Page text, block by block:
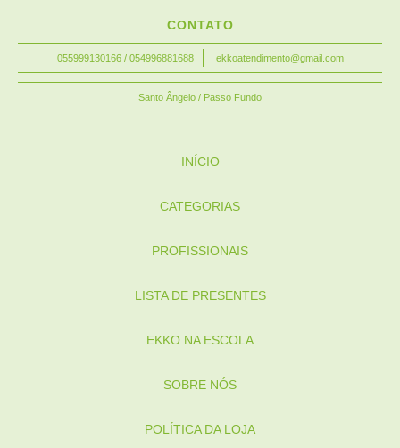
CONTATO
055999130166 / 054996881688 ekkoatendimento@gmail.com
Santo Ângelo / Passo Fundo
INÍCIO
CATEGORIAS
PROFISSIONAIS
LISTA DE PRESENTES
EKKO NA ESCOLA
SOBRE NÓS
POLÍTICA DA LOJA